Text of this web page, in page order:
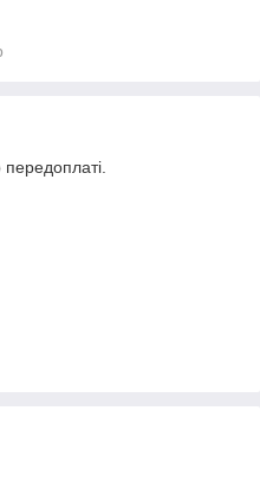
передоплаті.